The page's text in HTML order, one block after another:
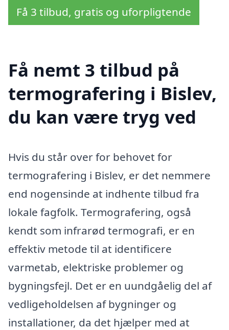
Få 3 tilbud, gratis og uforpligtende
Få nemt 3 tilbud på
termografering i Bislev,
du kan være tryg ved
Hvis du står over for behovet for
termografering i Bislev, er det nemmere
end nogensinde at indhente tilbud fra
lokale fagfolk. Termografering, også
kendt som infrarød termografi, er en
effektiv metode til at identificere
varmetab, elektriske problemer og
bygningsfejl. Det er en uundgåelig del af
vedligeholdelsen af bygninger og
installationer, da det hjælper med at